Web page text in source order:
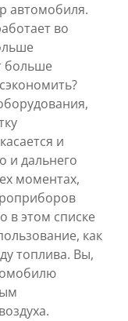
автомобиля.
во
больше
и
и дальнего
моментах,
в этом списке
как
топлива. Вы,